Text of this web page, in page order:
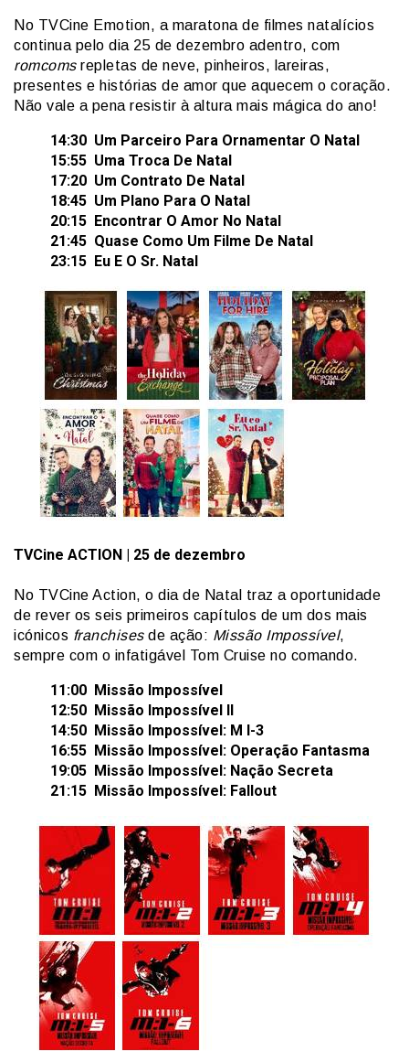
No TVCine Emotion, a maratona de filmes natalícios
continua pelo dia 25 de dezembro adentro, com
romcoms repletas de neve, pinheiros, lareiras,
presentes e histórias de amor que aquecem o coração.
Não vale a pena resistir à altura mais mágica do ano!
14:30 Um Parceiro Para Ornamentar O Natal
15:55 Uma Troca De Natal
17:20 Um Contrato De Natal
18:45 Um Plano Para O Natal
20:15 Encontrar O Amor No Natal
21:45 Quase Como Um Filme De Natal
23:15 Eu E O Sr. Natal
TVCine ACTION | 25 de dezembro
No TVCine Action, o dia de Natal traz a oportunidade
de rever os seis primeiros capítulos de um dos mais
icónicos franchises de ação: Missão Impossível,
sempre com o infatigável Tom Cruise no comando.
11:00 Missão Impossível
12:50 Missão Impossível II
14:50 Missão Impossível: M I-3
16:55 Missão Impossível: Operação Fantasma
19:05 Missão Impossível: Nação Secreta
21:15 Missão Impossível: Fallout